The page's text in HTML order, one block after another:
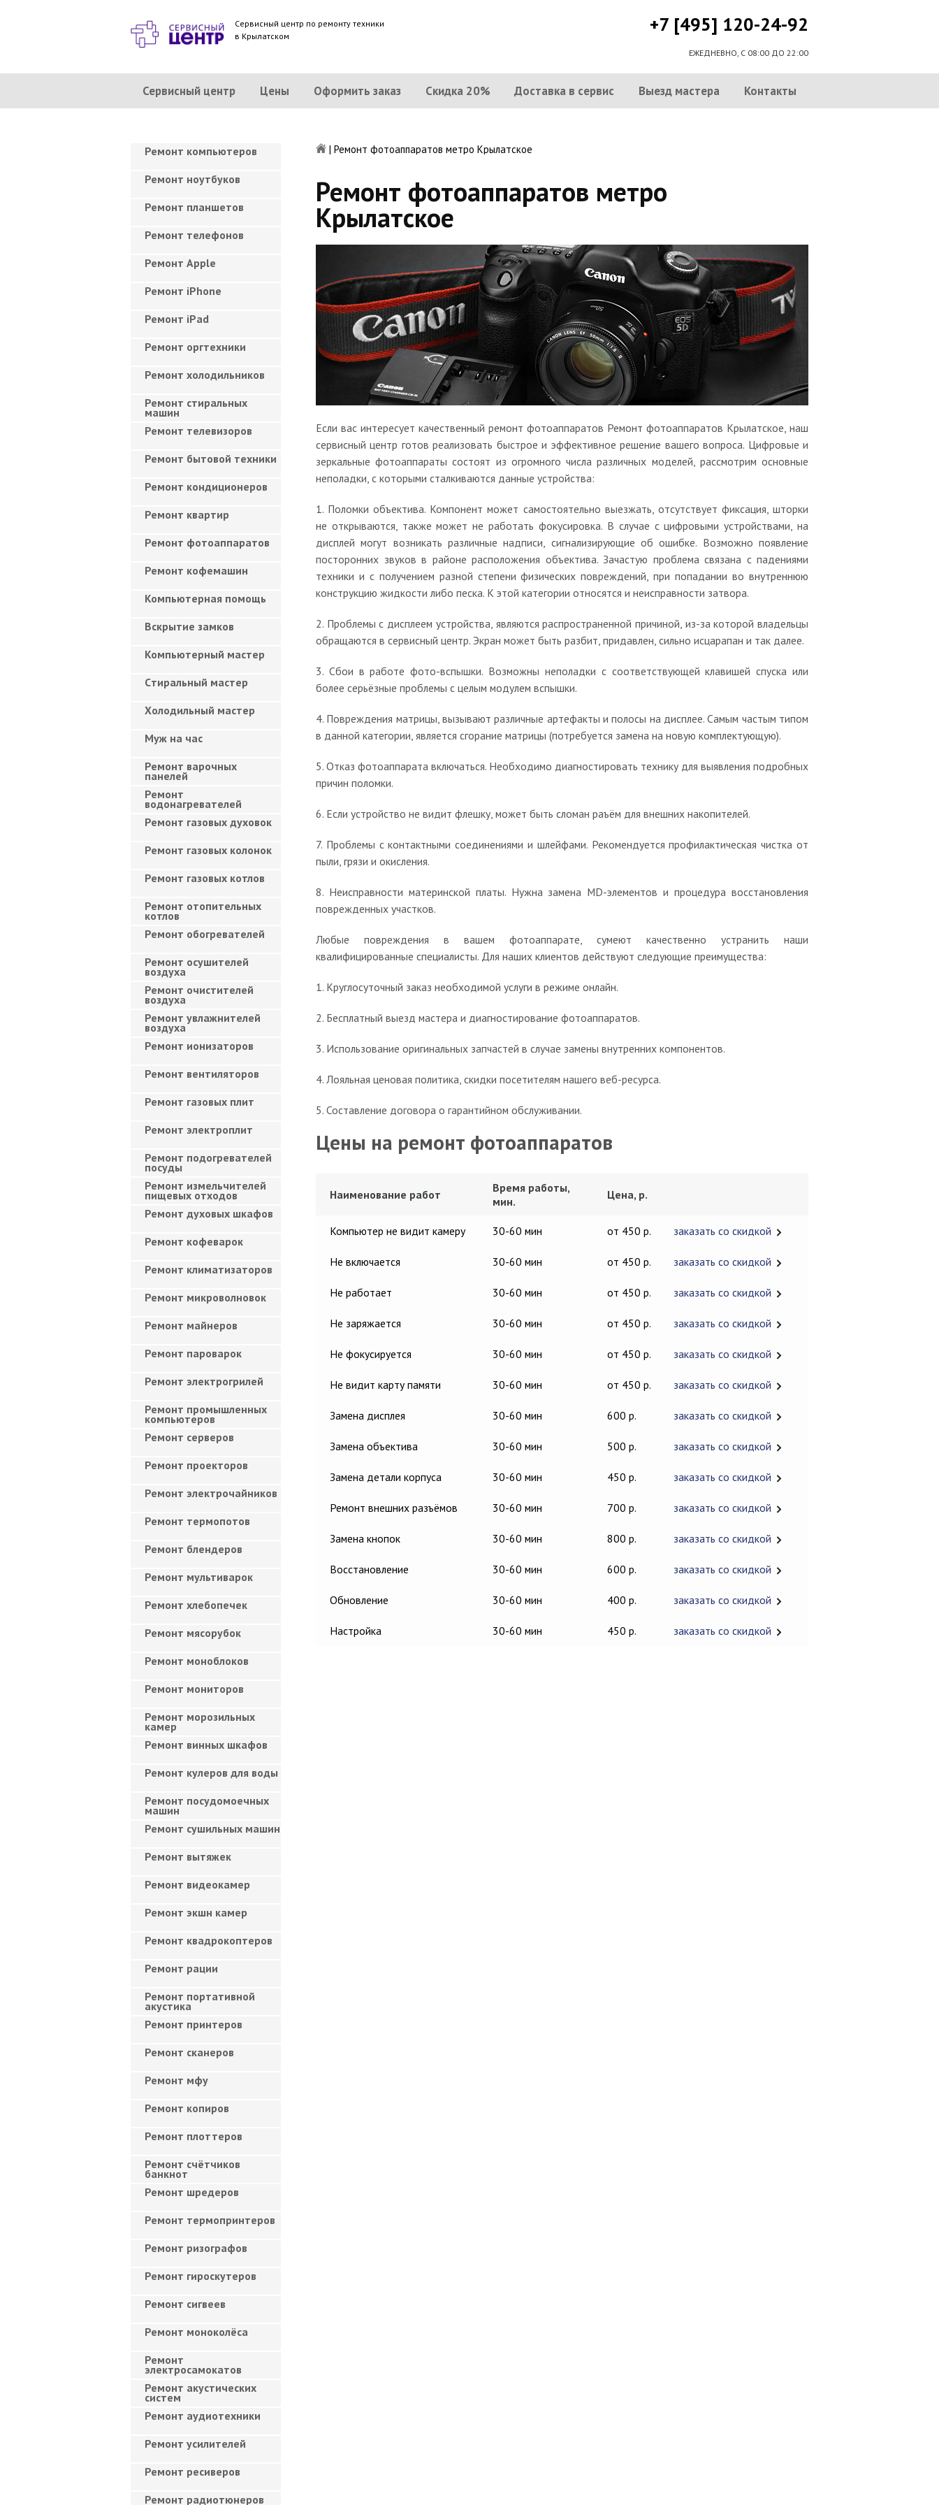
Сервисный центр по ремонту техники
в Крылатском
+7 [495] 120-24-92
ЕЖЕДНЕВНО, С 08:00 ДО 22:00
Сервисный центр Цены Оформить заказ Скидка 20% Доставка в сервис Выезд мастера Контакты
| Ремонт фотоаппаратов метро Крылатское
Ремонт фотоаппаратов метро
Крылатское
Если вас интересует качественный ремонт фотоаппаратов Ремонт фотоаппаратов Крылатское, наш
сервисный центр готов реализовать быстрое и эффективное решение вашего вопроса. Цифровые и
зеркальные фотоаппараты состоят из огромного числа различных моделей, рассмотрим основные
неполадки, с которыми сталкиваются данные устройства:
1. Поломки объектива. Компонент может самостоятельно выезжать, отсутствует фиксация, шторки
не открываются, также может не работать фокусировка. В случае с цифровыми устройствами, на
дисплей могут возникать различные надписи, сигнализирующие об ошибке. Возможно появление
посторонних звуков в районе расположения объектива. Зачастую проблема связана с падениями
техники и с получением разной степени физических повреждений, при попадании во внутреннюю
конструкцию жидкости либо песка. К этой категории относятся и неисправности затвора.
2. Проблемы с дисплеем устройства, являются распространенной причиной, из-за которой владельцы
обращаются в сервисный центр. Экран может быть разбит, придавлен, сильно исцарапан и так далее.
3. Сбои в работе фото-вспышки. Возможны неполадки с соответствующей клавишей спуска или
более серьёзные проблемы с целым модулем вспышки.
4. Повреждения матрицы, вызывают различные артефакты и полосы на дисплее. Самым частым типом
в данной категории, является сгорание матрицы (потребуется замена на новую комплектующую).
5. Отказ фотоаппарата включаться. Необходимо диагностировать технику для выявления подробных
причин поломки.
6. Если устройство не видит флешку, может быть сломан раъём для внешних накопителей.
7. Проблемы с контактными соединениями и шлейфами. Рекомендуется профилактическая чистка от
пыли, грязи и окисления.
8. Неисправности материнской платы. Нужна замена MD-элементов и процедура восстановления
поврежденных участков.
Любые повреждения в вашем фотоаппарате, сумеют качественно устранить наши
квалифицированные специалисты. Для наших клиентов действуют следующие преимущества:
1. Круглосуточный заказ необходимой услуги в режиме онлайн.
2. Бесплатный выезд мастера и диагностирование фотоаппаратов.
3. Использование оригинальных запчастей в случае замены внутренних компонентов.
4. Лояльная ценовая политика, скидки посетителям нашего веб-ресурса.
5. Составление договора о гарантийном обслуживании.
Цены на ремонт фотоаппаратов
Наименование работ
Время работы,
мин.
Цена, р.
Компьютер не видит камеру 30-60 мин от 450 р. заказать со скидкой
Не включается 30-60 мин от 450 р. заказать со скидкой
Не работает 30-60 мин от 450 р. заказать со скидкой
Не заряжается 30-60 мин от 450 р. заказать со скидкой
Не фокусируется 30-60 мин от 450 р. заказать со скидкой
Не видит карту памяти 30-60 мин от 450 р. заказать со скидкой
Замена дисплея 30-60 мин 600 р. заказать со скидкой
Замена объектива 30-60 мин 500 р. заказать со скидкой
Замена детали корпуса 30-60 мин 450 р. заказать со скидкой
Ремонт внешних разъёмов 30-60 мин 700 р. заказать со скидкой
Замена кнопок 30-60 мин 800 р. заказать со скидкой
Восстановление 30-60 мин 600 р. заказать со скидкой
Обновление 30-60 мин 400 р. заказать со скидкой
Настройка 30-60 мин 450 р. заказать со скидкой
Ремонт компьютеров
Ремонт ноутбуков
Ремонт планшетов
Ремонт телефонов
Ремонт Apple
Ремонт iPhone
Ремонт iPad
Ремонт оргтехники
Ремонт холодильников
Ремонт стиральных
машин
Ремонт телевизоров
Ремонт бытовой техники
Ремонт кондиционеров
Ремонт квартир
Ремонт фотоаппаратов
Ремонт кофемашин
Компьютерная помощь
Вскрытие замков
Компьютерный мастер
Cтиральный мастер
Холодильный мастер
Муж на час
Ремонт варочных
панелей
Ремонт
водонагревателей
Ремонт газовых духовок
Ремонт газовых колонок
Ремонт газовых котлов
Ремонт отопительных
котлов
Ремонт обогревателей
Ремонт осушителей
воздуха
Ремонт очистителей
воздуха
Ремонт увлажнителей
воздуха
Ремонт ионизаторов
Ремонт вентиляторов
Ремонт газовых плит
Ремонт электроплит
Ремонт подогревателей
посуды
Ремонт измельчителей
пищевых отходов
Ремонт духовых шкафов
Ремонт кофеварок
Ремонт климатизаторов
Ремонт микроволновок
Ремонт майнеров
Ремонт пароварок
Ремонт электрогрилей
Ремонт промышленных
компьютеров
Ремонт серверов
Ремонт проекторов
Ремонт электрочайников
Ремонт термопотов
Ремонт блендеров
Ремонт мультиварок
Ремонт хлебопечек
Ремонт мясорубок
Ремонт моноблоков
Ремонт мониторов
Ремонт морозильных
камер
Ремонт винных шкафов
Ремонт кулеров для воды
Ремонт посудомоечных
машин
Ремонт сушильных машин
Ремонт вытяжек
Ремонт видеокамер
Ремонт экшн камер
Ремонт квадрокоптеров
Ремонт рации
Ремонт портативной
акустика
Ремонт принтеров
Ремонт сканеров
Ремонт мфу
Ремонт копиров
Ремонт плоттеров
Ремонт счётчиков
банкнот
Ремонт шредеров
Ремонт термопринтеров
Ремонт ризографов
Ремонт гироскутеров
Ремонт сигвеев
Ремонт моноколёса
Ремонт
электросамокатов
Ремонт акустических
систем
Ремонт аудиотехники
Ремонт усилителей
Ремонт ресиверов
Ремонт радиотюнеров